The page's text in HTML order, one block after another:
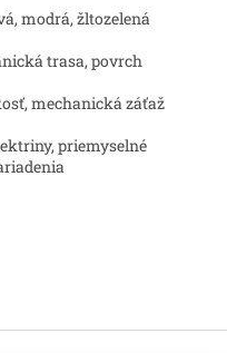
modrá, žltozelená
trasa, povrch
mechanická záťaž
priemyselné